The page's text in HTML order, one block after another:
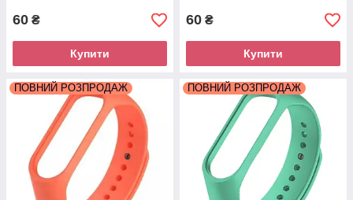
60 ₴
Купити
60 ₴
Купити
ПОВНИЙ РОЗПРОДАЖ ПОВНИЙ РОЗПРОДАЖ